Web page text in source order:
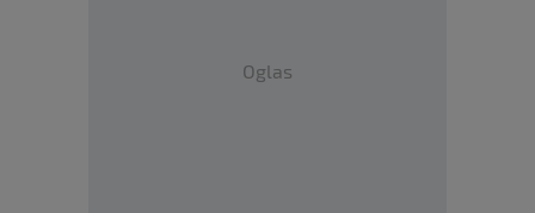
Oglas